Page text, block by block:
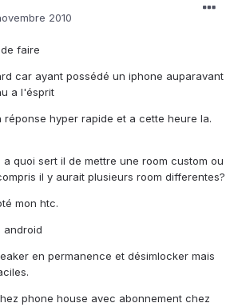
2010
faire
car ayant possédé un iphone auparavant
a l'ésprit
hyper rapide et a cette heure la.
quoi sert il de mettre une room custom ou
il y aurait plusieurs room differentes?
mon htc.
android
en permanence et désimlocker mais
phone house avec abonnement chez